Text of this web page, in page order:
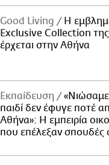
Good Living
Η
Exclusive Collection
έρχεται στην Αθήνα
Εκπαίδευση
«Νιώσαμε
παιδί δεν έφυγε ποτέ
Αθήνα»: Η εμπειρία
που επέλεξαν σπουδές